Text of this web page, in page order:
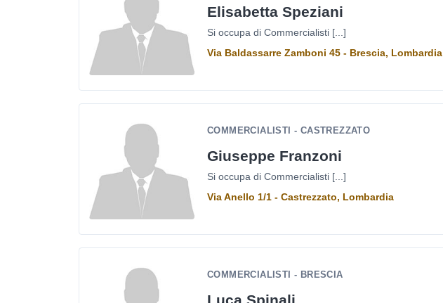
Elisabetta Speziani
Si occupa di Commercialisti [...]
Via Baldassarre Zamboni 45 - Brescia, Lombardia
COMMERCIALISTI - CASTREZZATO
Giuseppe Franzoni
Si occupa di Commercialisti [...]
Via Anello 1/1 - Castrezzato, Lombardia
COMMERCIALISTI - BRESCIA